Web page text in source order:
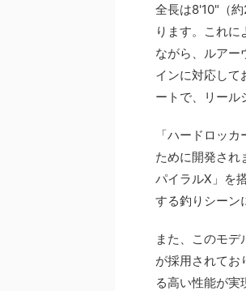
全長は8'10"（
ります。これ
ながら、ルア
インに対応して
ートで、リール
「ハードロッ
ために開発され
パイラルX」を
する釣りシーン
また、このモデ
が採用されてお
る高い性能が